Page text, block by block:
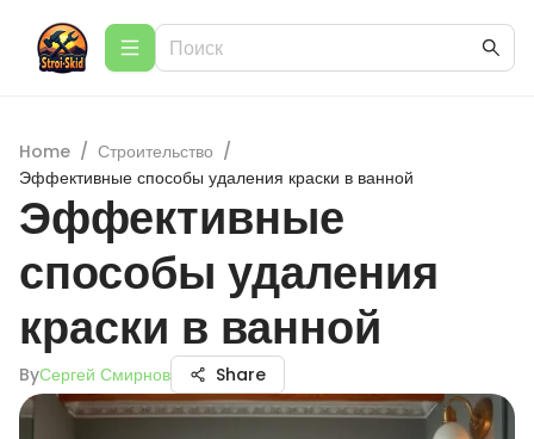
Home / Строительство /
Эффективные способы удаления краски в ванной
Эффективные
способы удаления
краски в ванной
ByСергей Смирнов Share